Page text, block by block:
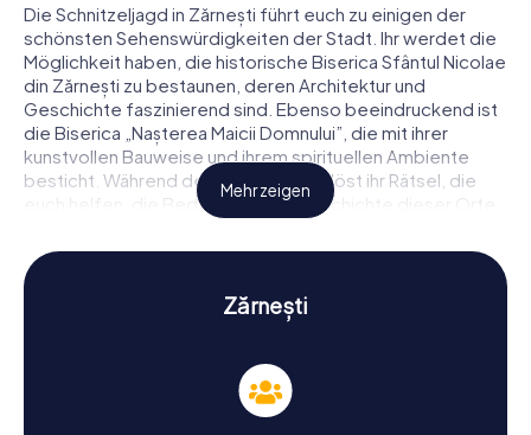
Die Schnitzeljagd in Zărnești führt euch zu einigen der
schönsten Sehenswürdigkeiten der Stadt. Ihr werdet die
Möglichkeit haben, die historische Biserica Sfântul Nicolae
din Zărnești zu bestaunen, deren Architektur und
Geschichte faszinierend sind. Ebenso beeindruckend ist
die Biserica „Nașterea Maicii Domnului”, die mit ihrer
kunstvollen Bauweise und ihrem spirituellen Ambiente
besticht. Während der Schnitzeljagd löst ihr Rätsel, die
euch helfen, die Bedeutung und Geschichte dieser Orte
Schnitzeljagd in Zărnești zu einem unvergesslichen
Abenteuer.
Geschichte und Kultur erleben bei einer
Bei den Schnitzeljagden in Zărnești lernt ihr nicht nur die
Sehenswürdigkeiten kennen, sondern taucht auch in die
Mehr zeigen
Zărnești